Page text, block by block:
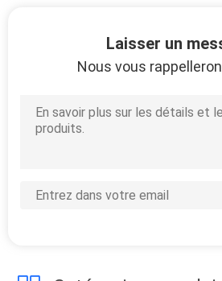
d'attente
feedback de la
Laisser un
Nous vous